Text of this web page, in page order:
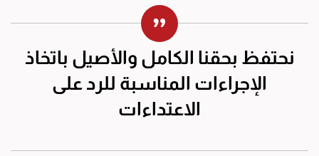
نحتفظ بحقنا الكامل والأصيل باتخاذ
الإجراءات المناسبة للرد على
الاعتداءات